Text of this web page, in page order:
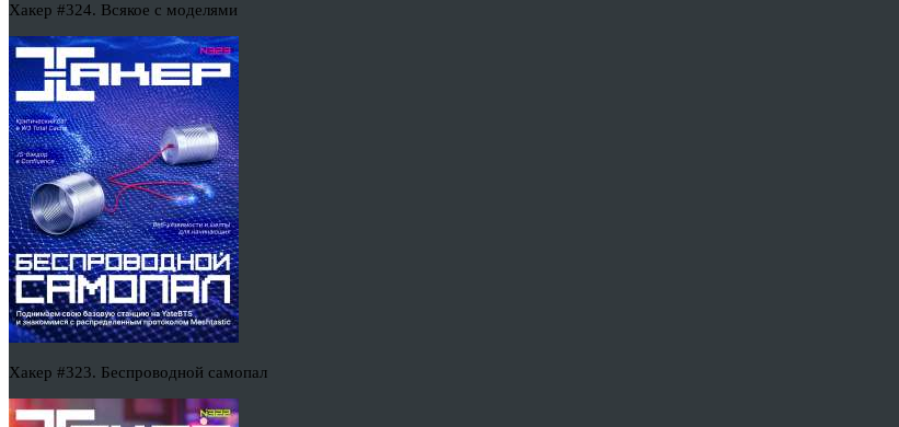
Хакер #324. Всякое с моделями
Хакер #323. Беспроводной самопал